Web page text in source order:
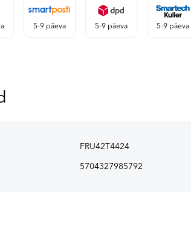
5-9 päeva 5-9 päeva 5-9 päeva
FRU42T4424
5704327985792